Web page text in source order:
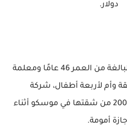
دولار.
أسست باكالتشوك، البالغة من العمر 46 عامًا ومعلمة
وأم لأربعة أطفال، شركة
Wildberries في عام 2004 من شقتها في موسكو أثناء
أمومة.